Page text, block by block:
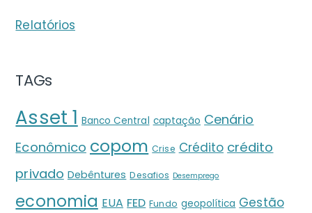
Relatórios
TAGs
Asset 1 Banco Central captação Cenário
Econômico copom Crise Crédito crédito
privado Debêntures Desafios Desemprego
economia EUA FED Fundo geopolítica Gestão